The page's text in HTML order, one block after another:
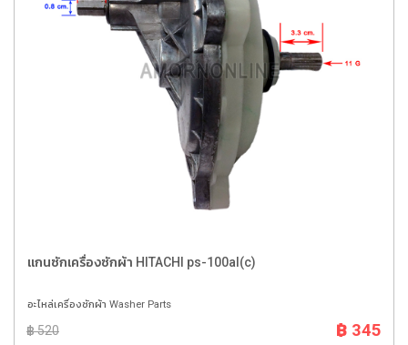
แกนซักเครื่องซักผ้า HITACHI ps-100al(c)
อะไหล่เครื่องซักผ้า Washer Parts
฿ 520 ฿ 345